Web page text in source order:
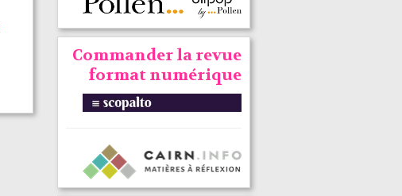
Commander la revue
format numérique